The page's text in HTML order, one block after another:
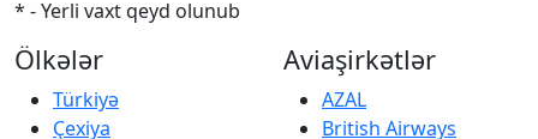
* - Yerli vaxt qeyd olunub
Ölkələr
Türkiyə
Çexiya
Aviaşirkətlər
AZAL
British Airways